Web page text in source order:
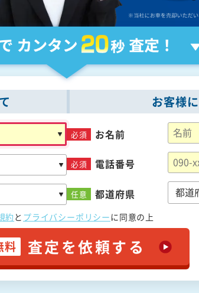
お客様
必須 お名前
必須 電話番号
任意 都道府県
約 と プライバシーポリシーに同意の上
料 査定を依頼する